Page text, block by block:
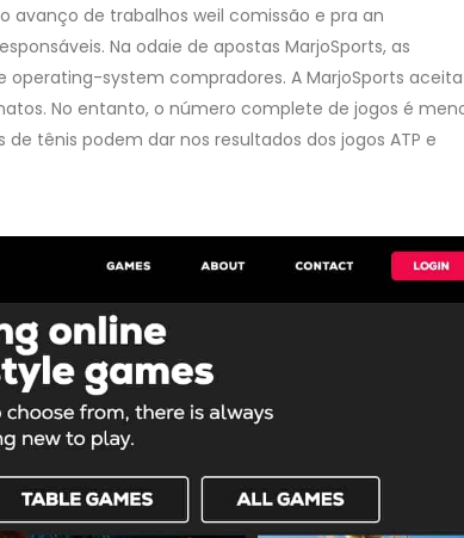
avanço de trabalhos weil comissão e pra an
Na odaie de apostas MarjoSports, as
system compradores. A MarjoSports aceita
No entanto, o número complete de jogos é
tênis podem dar nos resultados dos jogos ATP e